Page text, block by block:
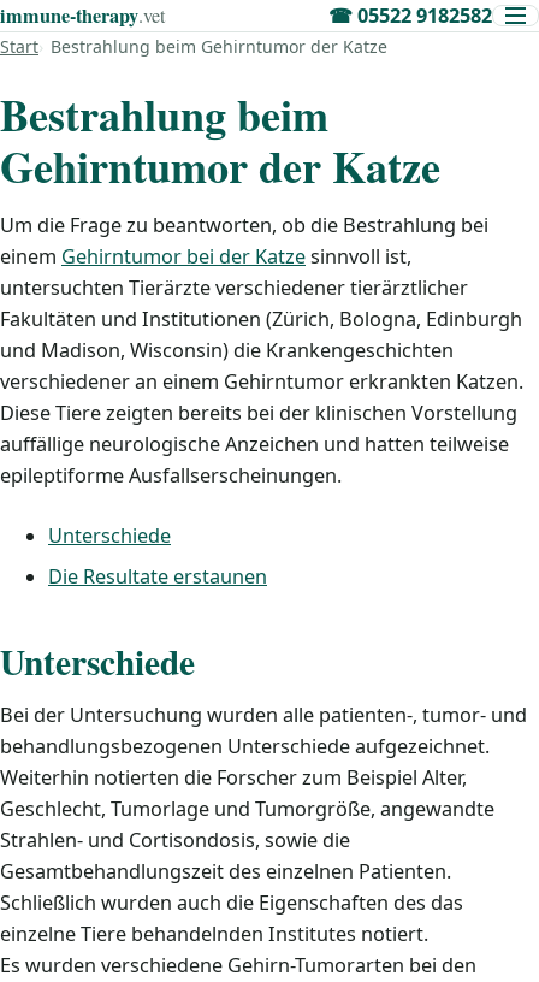
immune‑therapy.vet ☎05522 9182582
Start Bestrahlung beim Gehirntumor der Katze
Bestrahlung beim
Gehirntumor der Katze
Um die Frage zu beantworten, ob die Bestrahlung bei
einem Gehirntumor bei der Katzesinnvoll ist,
untersuchten Tierärzte verschiedener tierärztlicher
Fakultäten und Institutionen (Zürich, Bologna, Edinburgh
und Madison, Wisconsin) die Krankengeschichten
verschiedener an einem Gehirntumor erkrankten Katzen.
Diese Tiere zeigten bereits bei der klinischen Vorstellung
auffällige neurologische Anzeichen und hatten teilweise
epileptiforme Ausfallserscheinungen.
Unterschiede
Die Resultate erstaunen
Unterschiede
Bei der Untersuchung wurden alle patienten-, tumor- und
behandlungsbezogenen Unterschiede aufgezeichnet.
Weiterhin notierten die Forscher zum Beispiel Alter,
Geschlecht, Tumorlage und Tumorgröße, angewandte
Strahlen- und Cortisondosis, sowie die
Gesamtbehandlungszeit des einzelnen Patienten.
Schließlich wurden auch die Eigenschaften des das
einzelne Tiere behandelnden Institutes notiert.
Es wurden verschiedene Gehirn-Tumorarten bei den